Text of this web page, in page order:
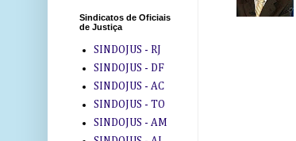
Sindicatos de Oficiais
de Justiça
SINDOJUS - RJ
SINDOJUS - DF
SINDOJUS - AC
SINDOJUS - TO
SINDOJUS - AM